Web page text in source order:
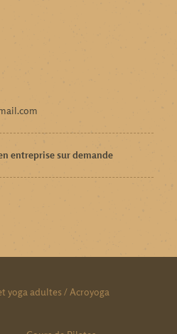
entreprise sur demande
yoga adultes / Acroyoga